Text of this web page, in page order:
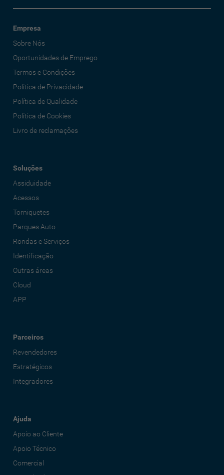
Empresa
Sobre Nós
Oportunidades de Emprego
Termos e Condições
Política de Privacidade
Política de Qualidade
Política de Cookies
Livro de reclamações
Soluções
Assiduidade
Acessos
Torniquetes
Parques Auto
Rondas e Serviços
Identificação
Outras áreas
Cloud
APP
Parceiros
Revendedores
Estratégicos
Integradores
Ajuda
Apoio ao Cliente
Apoio Técnico
Comercial